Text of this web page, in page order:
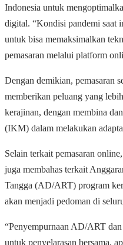
Indonesia untuk
digital. “Kondisi pandemi saat
untuk bisa memaksimalkan
pemasaran melalui platform
Dengan demikian, pemasaran
memberikan peluang yang
kerajinan, dengan membina
(IKM) dalam melakukan
Selain terkait pemasaran
juga membahas terkait
Tangga (AD/ART) program
akan menjadi pedoman di
“Penyempurnaan AD/ART
untuk penyelarasan bersama,